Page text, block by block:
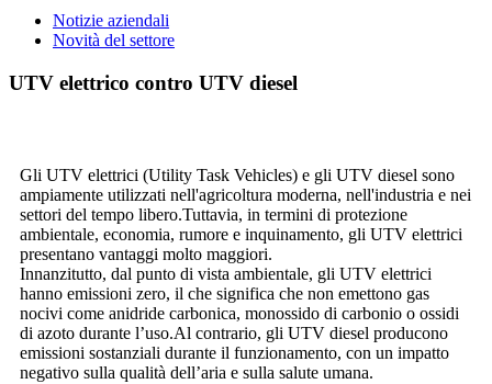
Notizie aziendali
Novità del settore
UTV elettrico contro UTV diesel
Gli UTV elettrici (Utility Task Vehicles) e gli UTV diesel sono
ampiamente utilizzati nell'agricoltura moderna, nell'industria e nei
settori del tempo libero.Tuttavia, in termini di protezione
ambientale, economia, rumore e inquinamento, gli UTV elettrici
presentano vantaggi molto maggiori.
Innanzitutto, dal punto di vista ambientale, gli UTV elettrici
hanno emissioni zero, il che significa che non emettono gas
nocivi come anidride carbonica, monossido di carbonio o ossidi
di azoto durante l’uso.Al contrario, gli UTV diesel producono
emissioni sostanziali durante il funzionamento, con un impatto
negativo sulla qualità dell’aria e sulla salute umana.